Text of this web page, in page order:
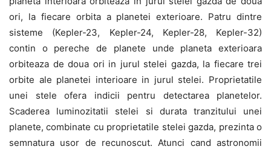
ori, la fiecare orbita a planetei exterioare. Patru dintre
sisteme (Kepler-23, Kepler-24, Kepler-28, Kepler-32)
contin o pereche de planete unde planeta exterioara
orbiteaza de doua ori in jurul stelei gazda, la fiecare trei
orbite ale planetei interioare in jurul stelei. Proprietatile
unei stele ofera indicii pentru detectarea planetelor.
Scaderea luminozitatii stelei si durata tranzitului unei
planete, combinate cu proprietatile stelei gazda, prezinta o
semnatura usor de recunoscut. Atunci cand astronomii